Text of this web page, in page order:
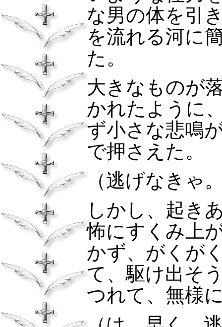
な男の体を引
を流れる河に
た。
大きなものが
かれたように
ず小さな悲鳴
で押さえた。
（逃げなきゃ
しかし、起き
怖にすくみ上
かず、がくが
て、駆け出そ
つれて、無様